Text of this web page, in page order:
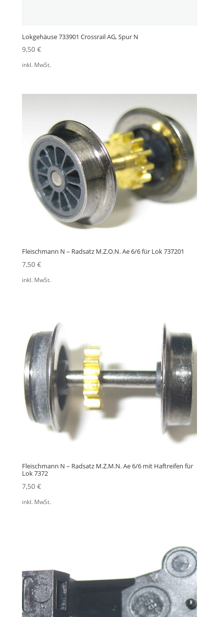
Lokgehäuse 733901 Crossrail AG, Spur N
9,50 €
inkl. MwSt.
Fleischmann N – Radsatz M.Z.O.N. Ae 6/6 für Lok 737201
7,50 €
inkl. MwSt.
Fleischmann N – Radsatz M.Z.M.N. Ae 6/6 mit Haftreifen für
Lok 7372
7,50 €
inkl. MwSt.